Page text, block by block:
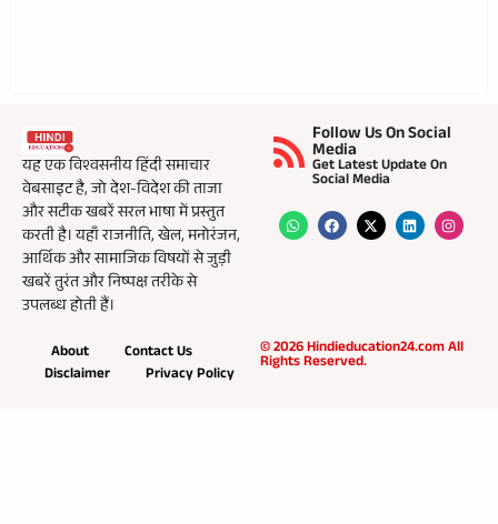
यह एक विश्वसनीय हिंदी समाचार
वेबसाइट है, जो देश-विदेश की ताजा
और सटीक खबरें सरल भाषा में प्रस्तुत
करती है। यहाँ राजनीति, खेल, मनोरंजन,
आर्थिक और सामाजिक विषयों से जुड़ी
खबरें तुरंत और निष्पक्ष तरीके से
उपलब्ध होती हैं।
Follow Us On Social
Media
Get Latest Update On
Social Media
About
Contact Us
Disclaimer
Privacy Policy
© 2026 Hindieducation24.com All
Rights Reserved.